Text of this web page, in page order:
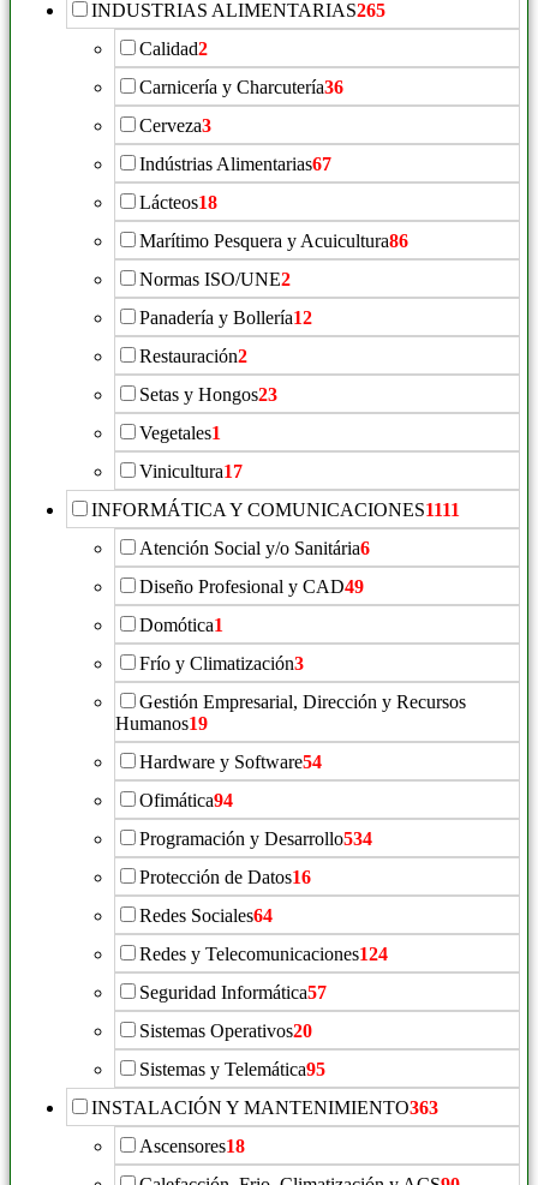
INDUSTRIAS ALIMENTARIAS265
Calidad2
Carnicería y Charcutería36
Cerveza3
Indústrias Alimentarias67
Lácteos18
Marítimo Pesquera y Acuicultura86
Normas ISO/UNE2
Panadería y Bollería12
Restauración2
Setas y Hongos23
Vegetales1
Vinicultura17
INFORMÁTICA Y COMUNICACIONES1111
Atención Social y/o Sanitária6
Diseño Profesional y CAD49
Domótica1
Frío y Climatización3
Gestión Empresarial, Dirección y Recursos
Humanos19
Hardware y Software54
Ofimática94
Programación y Desarrollo534
Protección de Datos16
Redes Sociales64
Redes y Telecomunicaciones124
Seguridad Informática57
Sistemas Operativos20
Sistemas y Telemática95
INSTALACIÓN Y MANTENIMIENTO363
Ascensores18